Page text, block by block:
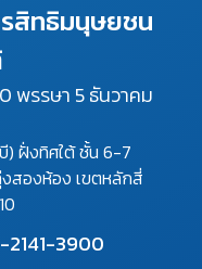
สิทธิมนุษยชน
พรรษา 5 ธันวาคม
) ฝั่งทิศใต้ ชั้น 6-7
สองห้อง เขตหลักสี่
2141-3900